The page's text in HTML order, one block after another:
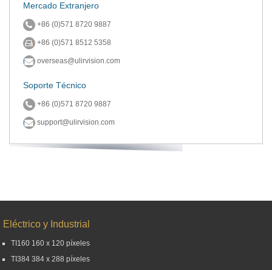
Mercado Extranjero
+86 (0)571 8720 9887
+86 (0)571 8512 5358
overseas@ulirvision.com
Soporte Técnico
+86 (0)571 8720 9887
support@ulirvision.com
Eléctrico y Industrial
TI160 160 x 120 píxeles
TI384 384 x 288 píxeles